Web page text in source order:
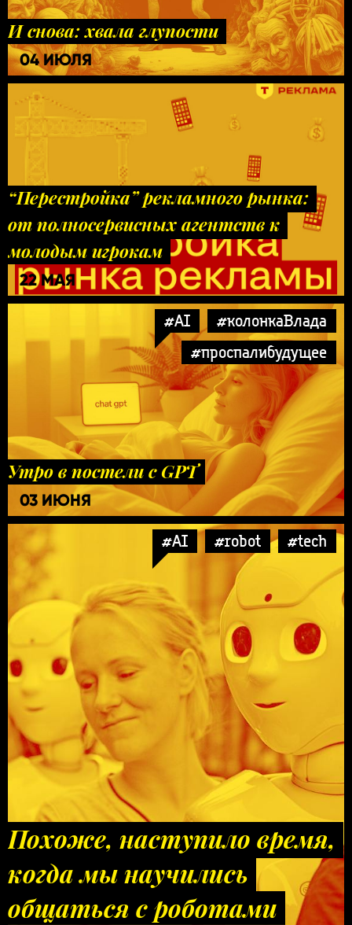
И снова: хвала глупости
04 ИЮЛЯ
“Перестройка” рекламного рынка:
от полносервисных агентств к
молодым игрокам
22 МАЯ
#AI
#колонкаВлада
#проспалибудущее
Утро в постели с GPT
03 ИЮНЯ
#AI #robot #tech
Похоже, наступило время,
когда мы научились
общаться с роботами